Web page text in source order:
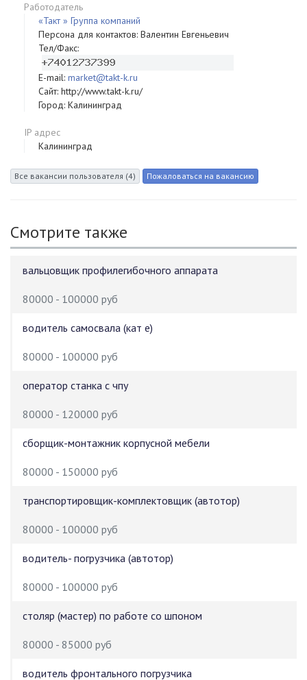
Работодатель
«Такт » Группа компаний
Персона для контактов: Валентин Евгеньевич
Тел/Факс:
E-mail: market@takt-k.ru
Сайт: http://www.takt-k.ru/
Город: Калининград
IP адрес
Калининград
Смотрите также
вальцовщик профилегибочного аппарата
80000 - 100000 руб
водитель самосвала (кат е)
80000 - 100000 руб
оператор станка с чпу
80000 - 120000 руб
сборщик-монтажник корпусной мебели
80000 - 150000 руб
транспортировщик-комплектовщик (автотор)
80000 - 100000 руб
водитель- погрузчика (автотор)
80000 - 100000 руб
столяр (мастер) по работе со шпоном
80000 - 85000 руб
водитель фронтального погрузчика